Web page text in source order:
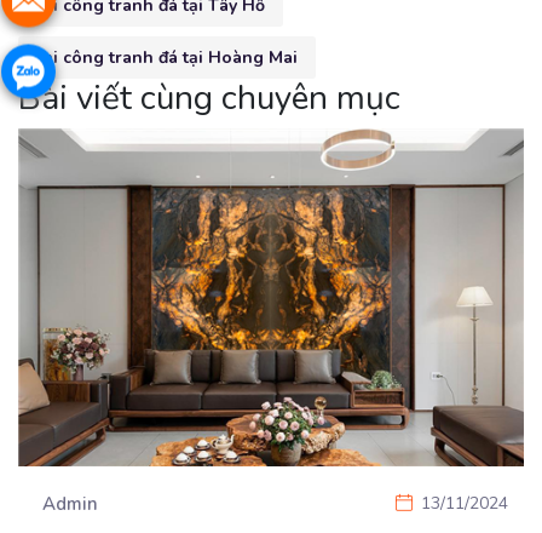
thi công tranh đá tại Tây Hồ
thi công tranh đá tại Hoàng Mai
Bài viết cùng chuyên mục
Admin 13/11/2024